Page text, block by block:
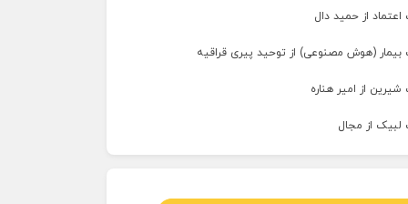
اعتماد از حمید دال
بیمار (هوش مصنوعی) از توحید پیری قراقیه
شیرین از امیر هناره
لبیک از مجال